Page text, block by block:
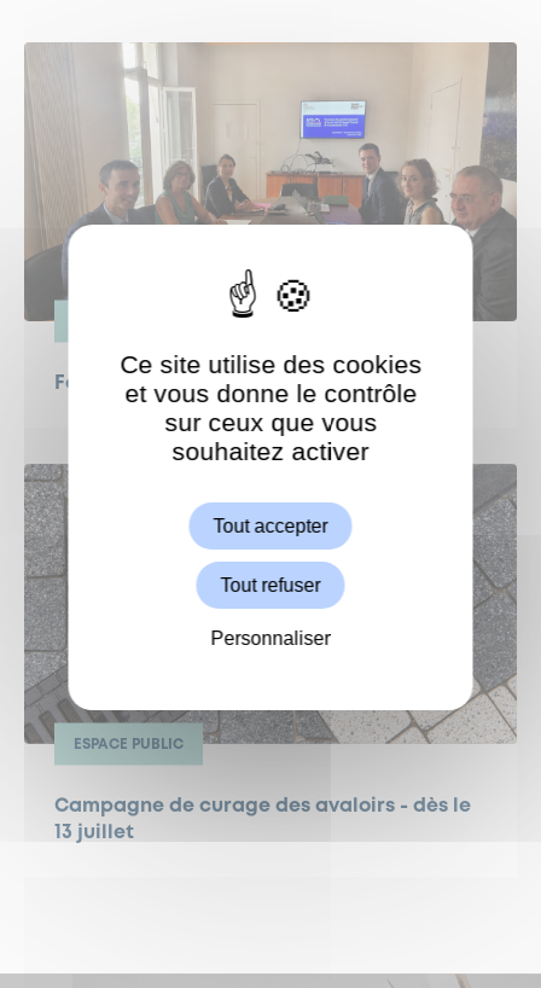
Fermeture de l’A13
ESPACE PUBLIC
Campagne de curage des avaloirs - dès le
13 juillet
ShareThis est désactivé.
Ce site utilise des cookies
et vous donne le contrôle
sur ceux que vous
souhaitez activer
Tout accepter
Tout refuser
Personnaliser